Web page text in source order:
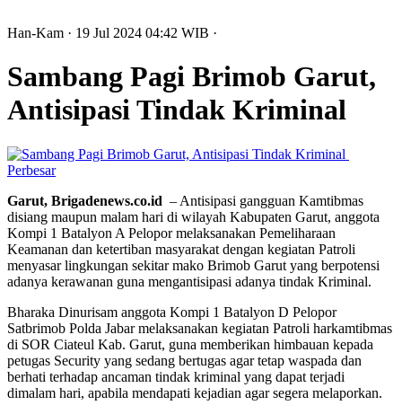
Han-Kam · 19 Jul 2024 04:42 WIB ·
Sambang Pagi Brimob Garut,
Antisipasi Tindak Kriminal
Perbesar
Garut, Brigadenews.co.id – Antisipasi gangguan Kamtibmas
disiang maupun malam hari di wilayah Kabupaten Garut, anggota
Kompi 1 Batalyon A Pelopor melaksanakan Pemeliharaan
Keamanan dan ketertiban masyarakat dengan kegiatan Patroli
menyasar lingkungan sekitar mako Brimob Garut yang berpotensi
adanya kerawanan guna mengantisipasi adanya tindak Kriminal.
Bharaka Dinurisam anggota Kompi 1 Batalyon D Pelopor
Satbrimob Polda Jabar melaksanakan kegiatan Patroli harkamtibmas
di SOR Ciateul Kab. Garut, guna memberikan himbauan kepada
petugas Security yang sedang bertugas agar tetap waspada dan
berhati terhadap ancaman tindak kriminal yang dapat terjadi
dimalam hari, apabila mendapati kejadian agar segera melaporkan.